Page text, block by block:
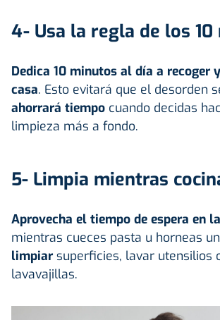
4- Usa la regla de los
Dedica 10 minutos al día a recoger
casa. Esto evitará que el desorden
ahorrará tiempo cuando decidas
limpieza más a fondo.
5- Limpia mientras
Aprovecha el tiempo de espera en
mientras cueces pasta u horneas
limpiar superficies, lavar utensilios
lavavajillas.